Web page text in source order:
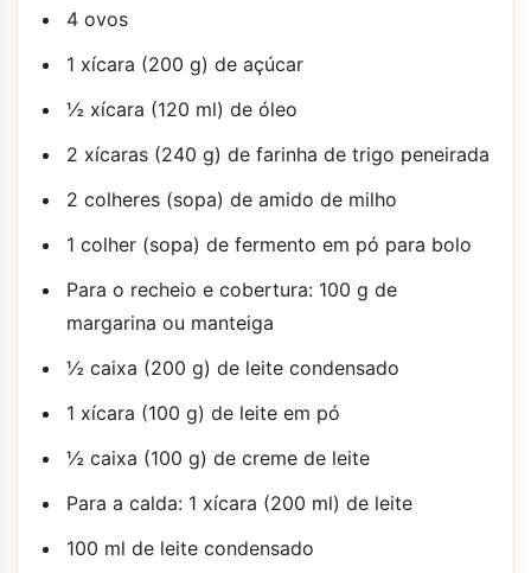
4 ovos
1 xícara (200 g) de açúcar
½ xícara (120 ml) de óleo
2 xícaras (240 g) de farinha de trigo peneirada
2 colheres (sopa) de amido de milho
1 colher (sopa) de fermento em pó para bolo
Para o recheio e cobertura: 100 g de
margarina ou manteiga
½ caixa (200 g) de leite condensado
1 xícara (100 g) de leite em pó
½ caixa (100 g) de creme de leite
Para a calda: 1 xícara (200 ml) de leite
100 ml de leite condensado